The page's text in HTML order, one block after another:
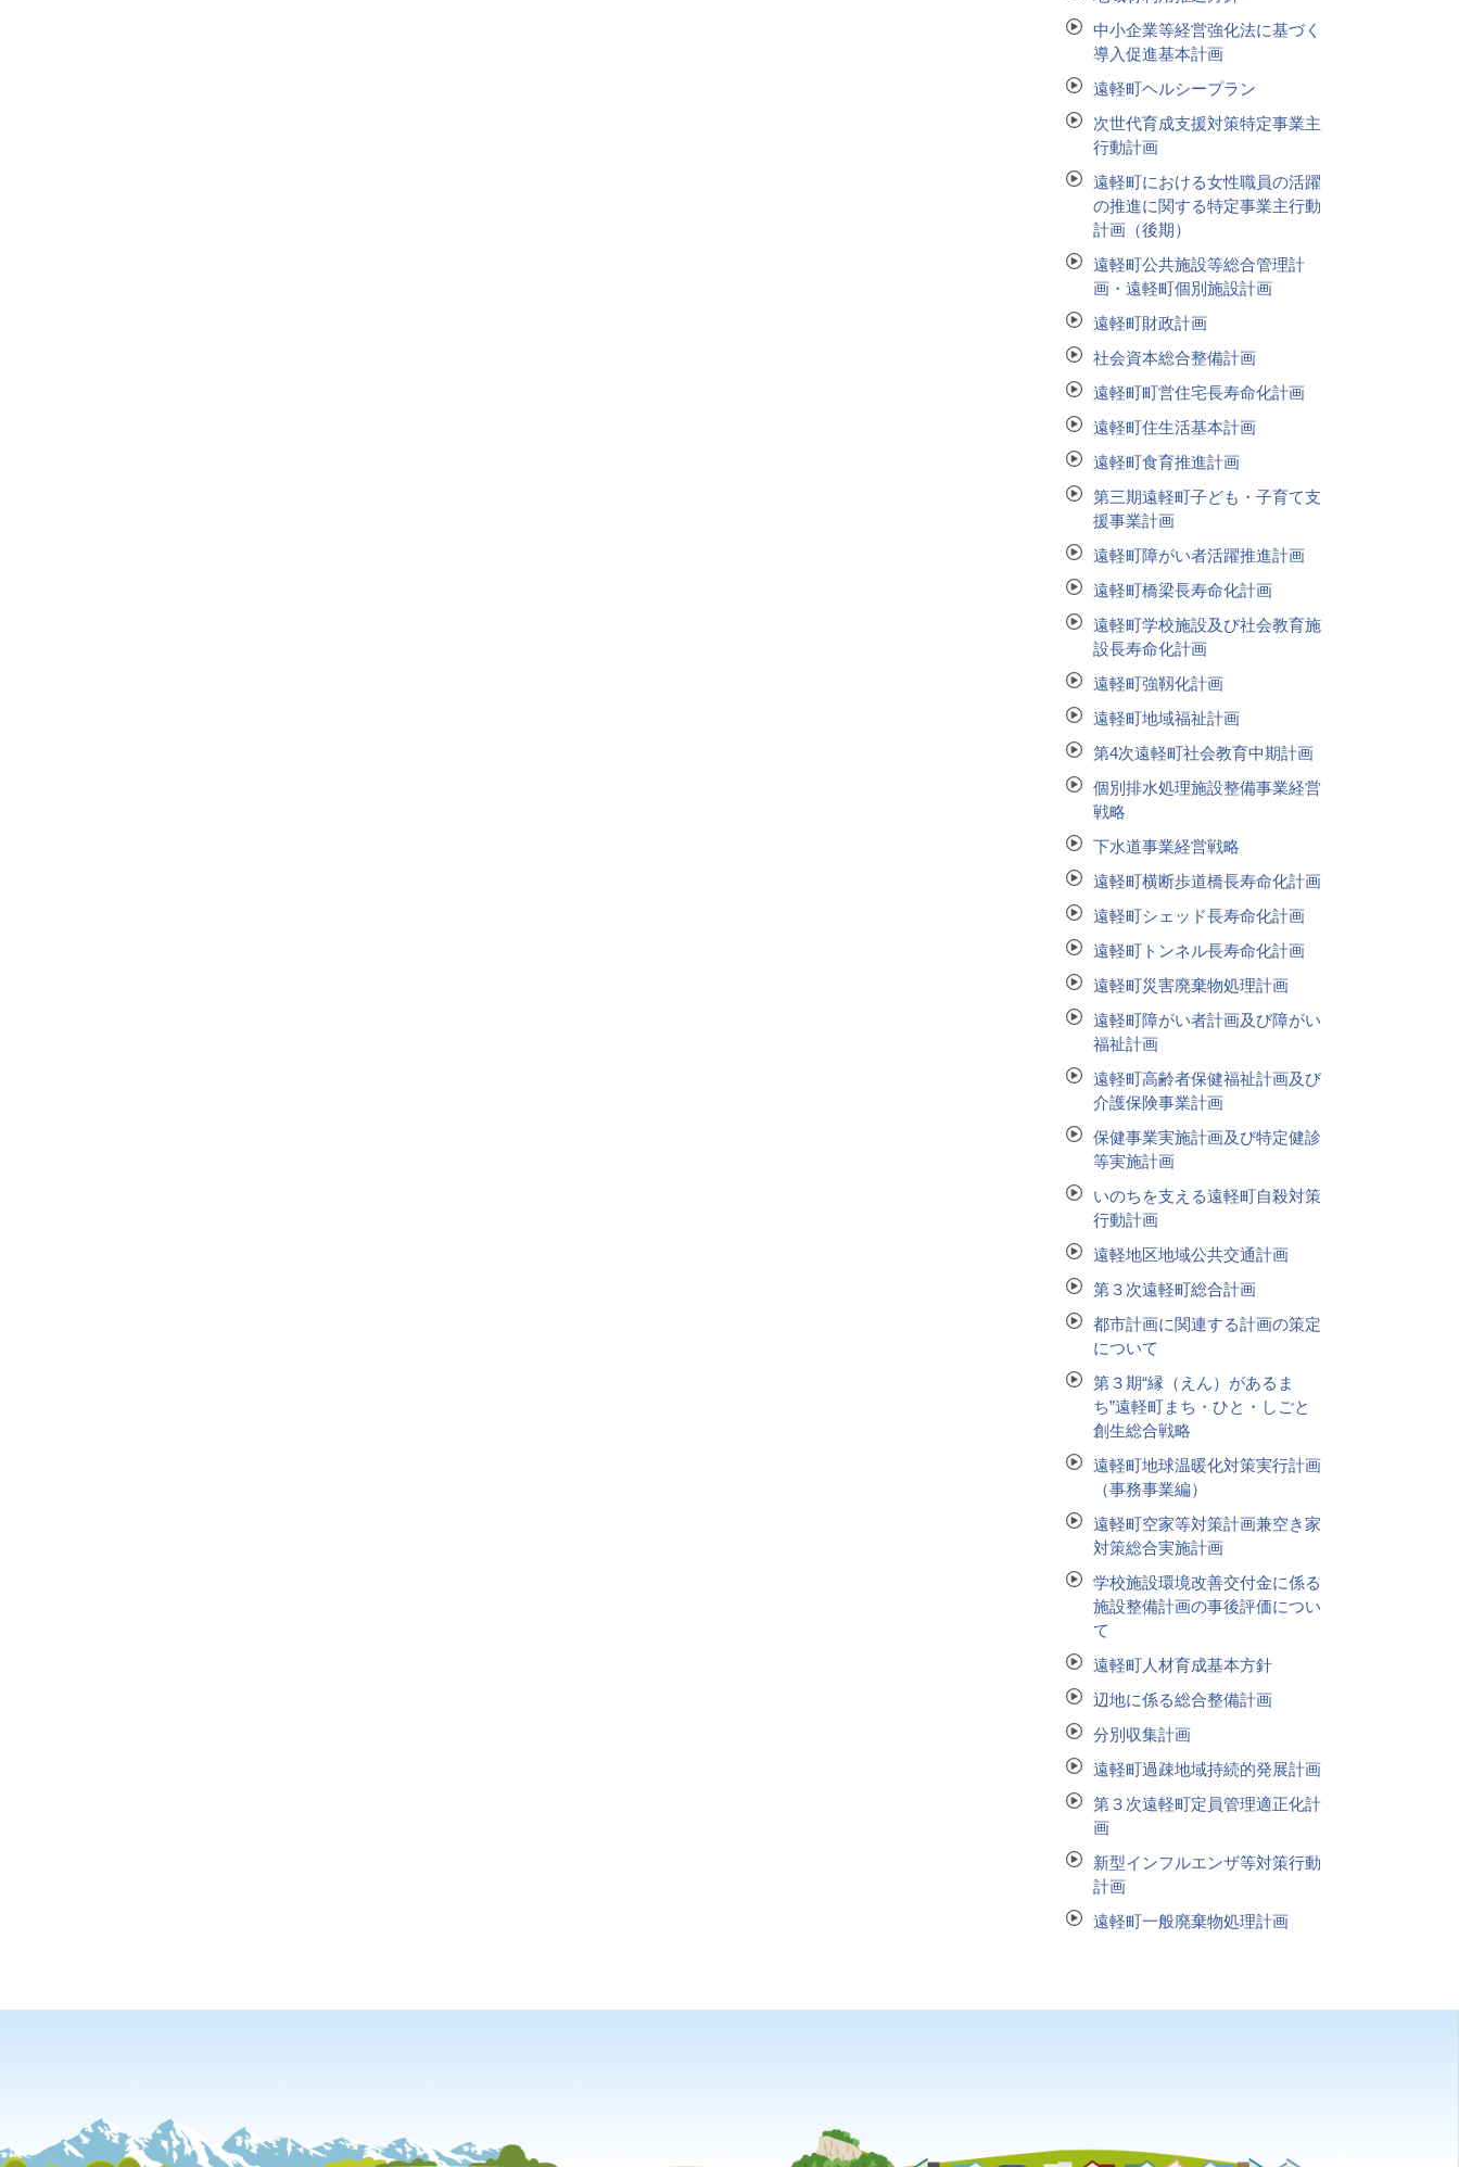
中小企業等経営強化法に基づく
導入促進基本計画
遠軽町ヘルシープラン
次世代育成支援対策特定事業主
行動計画
遠軽町における女性職員の活躍
の推進に関する特定事業主行動
計画（後期）
遠軽町公共施設等総合管理計
画・遠軽町個別施設計画
遠軽町財政計画
社会資本総合整備計画
遠軽町町営住宅長寿命化計画
遠軽町住生活基本計画
遠軽町食育推進計画
第三期遠軽町子ども・子育て支
援事業計画
遠軽町障がい者活躍推進計画
遠軽町橋梁長寿命化計画
遠軽町学校施設及び社会教育施
設長寿命化計画
遠軽町強靱化計画
遠軽町地域福祉計画
第4次遠軽町社会教育中期計画
個別排水処理施設整備事業経営
戦略
下水道事業経営戦略
遠軽町横断歩道橋長寿命化計画
遠軽町シェッド長寿命化計画
遠軽町トンネル長寿命化計画
遠軽町災害廃棄物処理計画
遠軽町障がい者計画及び障がい
福祉計画
遠軽町高齢者保健福祉計画及び
介護保険事業計画
保健事業実施計画及び特定健診
等実施計画
いのちを支える遠軽町自殺対策
行動計画
遠軽地区地域公共交通計画
第３次遠軽町総合計画
都市計画に関連する計画の策定
について
第３期“縁（えん）があるま
ち”遠軽町まち・ひと・しごと
創生総合戦略
遠軽町地球温暖化対策実行計画
（事務事業編）
遠軽町空家等対策計画兼空き家
対策総合実施計画
学校施設環境改善交付金に係る
施設整備計画の事後評価につい
て
遠軽町人材育成基本方針
辺地に係る総合整備計画
分別収集計画
遠軽町過疎地域持続的発展計画
第３次遠軽町定員管理適正化計
画
新型インフルエンザ等対策行動
計画
遠軽町一般廃棄物処理計画